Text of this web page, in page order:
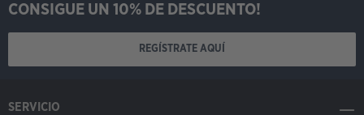
CONSIGUE UN 10% DE DESCUENTO!
REGÍSTRATE AQUÍ
SERVICIO